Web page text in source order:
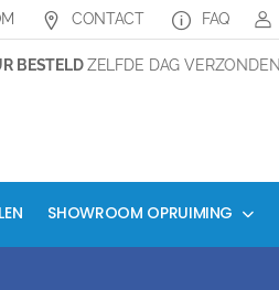
CONTACT FAQ
BESTELDZELFDE DAG VERZONDEN.
SHOWROOM OPRUIMING